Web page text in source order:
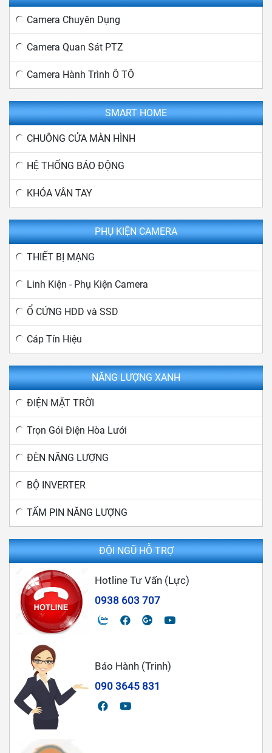
Camera Chuyên Dụng
Camera Quan Sát PTZ
Camera Hành Trình Ô TÔ
SMART HOME
CHUÔNG CỬA MÀN HÌNH
HỆ THỐNG BÁO ĐỘNG
KHÓA VÂN TAY
PHỤ KIỆN CAMERA
THIẾT BỊ MẠNG
Linh Kiện - Phụ Kiện Camera
Ổ CỨNG HDD và SSD
Cáp Tín Hiệu
NĂNG LƯỢNG XANH
ĐIỆN MẶT TRỜI
Trọn Gói Điện Hòa Lưới
ĐÈN NĂNG LƯỢNG
BỘ INVERTER
TẤM PIN NĂNG LƯỢNG
ĐỘI NGŨ HỖ TRỢ
Hotline Tư Vấn (Lực)
0938 603 707
Bảo Hành (Trinh)
090 3645 831